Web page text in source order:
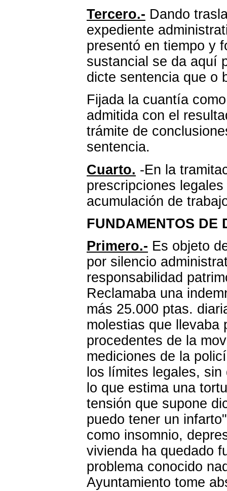
Tercero.- Dando
expediente
presentó en tiempo y
sustancial se da aquí
dicte sentencia que o
Fijada la cuantía
admitida con el
trámite de
sentencia.
Cuarto. -En la
prescripciones
acumulación de
FUNDAMENTOS DE
Primero.- Es objeto
por silencio
responsabilidad
Reclamaba una
más 25.000 ptas.
molestias que llevaba
procedentes de la
mediciones de la
los límites legales,
lo que estima una
tensión que supone
puedo tener un
como insomnio,
vivienda ha quedado
problema conocido
Ayuntamiento tome